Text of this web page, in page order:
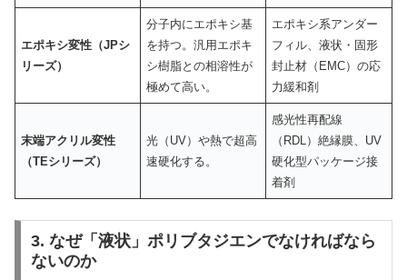
エポキシ変性（JPシ
リーズ）
分子内にエポキシ基
を持つ。汎用エポキ
シ樹脂との相溶性が
極めて高い。
エポキシ系アンダー
フィル、液状・固形
封止材（EMC）の応
力緩和剤
末端アクリル変性
（TEシリーズ）
光（UV）や熱で超高
速硬化する。
感光性再配線
（RDL）絶縁膜、UV
硬化型パッケージ接
着剤
3. なぜ「液状」ポリブタジエンでなければなら
ないのか